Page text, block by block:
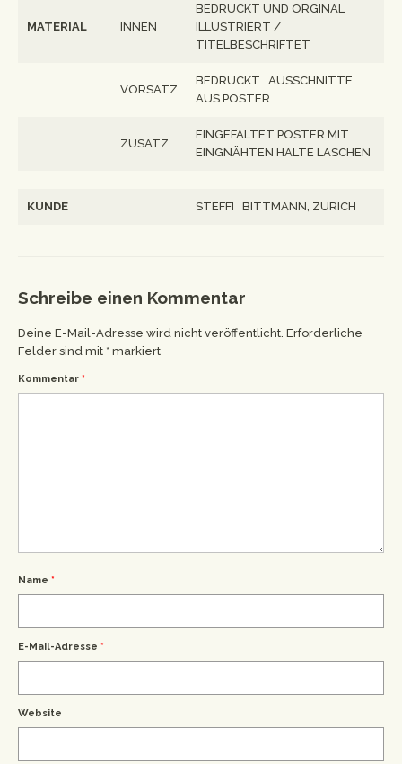
MATERIAL INNEN
BEDRUCKT UND ORGINAL
ILLUSTRIERT /
TITELBESCHRIFTET
VORSATZ
BEDRUCKT AUSSCHNITTE
AUS POSTER
ZUSATZ
EINGEFALTET POSTER MIT
EINGNÄHTEN HALTE LASCHEN
KUNDE STEFFI BITTMANN, ZÜRICH
Schreibe einen Kommentar
Deine E-Mail-Adresse wird nicht veröffentlicht. Erforderliche
Felder sind mit * markiert
Kommentar *
Name *
E-Mail-Adresse *
Website